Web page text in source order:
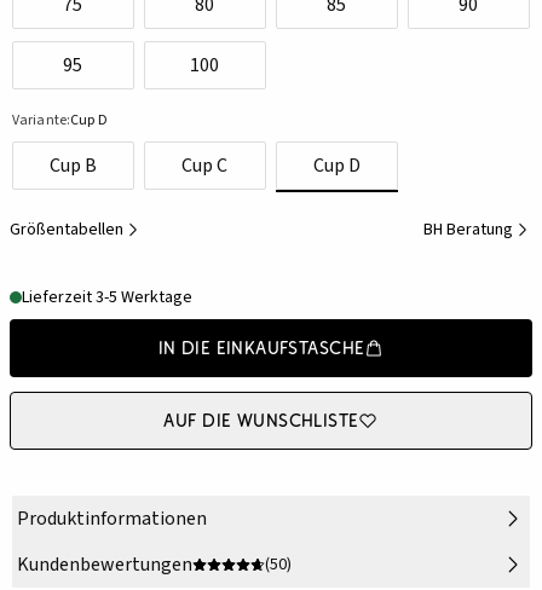
75 80 85 90
95 100
Variante:Cup D
Cup B Cup C Cup D
Größentabellen BH Beratung
Lieferzeit 3-5 Werktage
In die Einkaufstasche
Auf die Wunschliste
Produktinformationen
Kundenbewertungen
(50)